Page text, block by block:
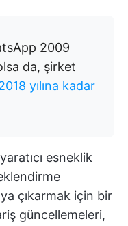
2009
da, şirket
yılına kadar
esneklik
çıkarmak için bir
güncellemeleri,